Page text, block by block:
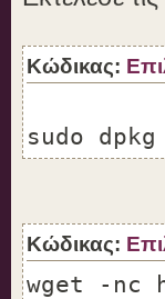
Κώδικας:
sudo
Κώδικας:
wget -nc